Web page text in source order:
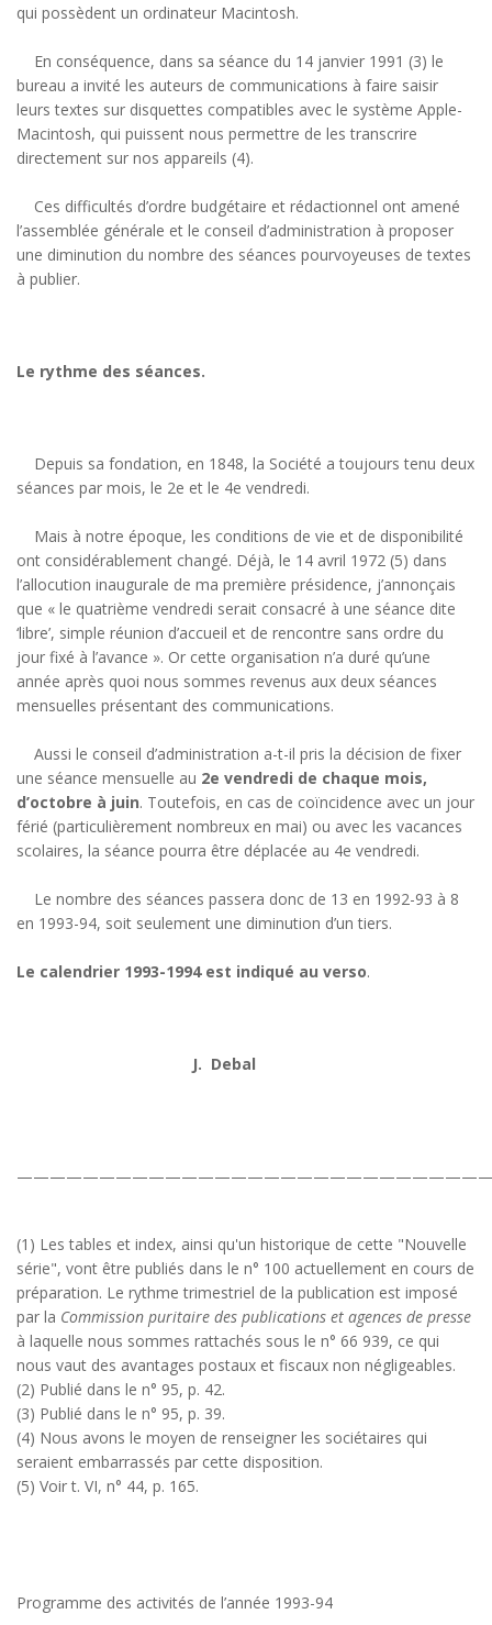
qui possèdent un ordinateur Macintosh.
En conséquence, dans sa séance du 14 janvier 1991 (3) le
bureau a invité les auteurs de communications à faire saisir
leurs textes sur disquettes compatibles avec le système Apple-
Macintosh, qui puissent nous permettre de les transcrire
directement sur nos appareils (4).
Ces difficultés d’ordre budgétaire et rédactionnel ont amené
l’assemblée générale et le conseil d’administration à proposer
une diminution du nombre des séances pourvoyeuses de textes
à publier.
Le rythme des séances.
Depuis sa fondation, en 1848, la Société a toujours tenu deux
séances par mois, le 2e et le 4e vendredi.
Mais à notre époque, les conditions de vie et de disponibilité
ont considérablement changé. Déjà, le 14 avril 1972 (5) dans
l’allocution inaugurale de ma première présidence, j’annonçais
que « le quatrième vendredi serait consacré à une séance dite
‘libre’, simple réunion d’accueil et de rencontre sans ordre du
jour fixé à l’avance ». Or cette organisation n’a duré qu’une
année après quoi nous sommes revenus aux deux séances
mensuelles présentant des communications.
Aussi le conseil d’administration a-t-il pris la décision de fixer
une séance mensuelle au 2e vendredi de chaque mois,
d’octobre à juin. Toutefois, en cas de coïncidence avec un jour
férié (particulièrement nombreux en mai) ou avec les vacances
scolaires, la séance pourra être déplacée au 4e vendredi.
Le nombre des séances passera donc de 13 en 1992-93 à 8
en 1993-94, soit seulement une diminution d’un tiers.
Le calendrier 1993-1994 est indiqué au verso.
J. Debal
(1) Les tables et index, ainsi qu'un historique de cette "Nouvelle
série", vont être publiés dans le n° 100 actuellement en cours de
préparation. Le rythme trimestriel de la publication est imposé
par la Commission puritaire des publications et agences de presse
à laquelle nous sommes rattachés sous le n° 66 939, ce qui
nous vaut des avantages postaux et fiscaux non négligeables.
(2) Publié dans le n° 95, p. 42.
(3) Publié dans le n° 95, p. 39.
(4) Nous avons le moyen de renseigner les sociétaires qui
seraient embarrassés par cette disposition.
(5) Voir t. VI, n° 44, p. 165.
Programme des activités de l’année 1993-94